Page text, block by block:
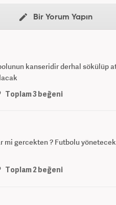
Bir Yorum Yapın
kanseridir derhal sökülüp
Toplam3beğeni
mi gercekten ? Futbolu
Toplam2beğeni